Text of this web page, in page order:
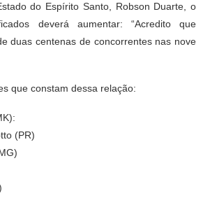
do Espírito Santo, Robson Duarte, o
deverá aumentar: “Acredito que
duas centenas de concorrentes nas nove
que constam dessa relação:
(PR)